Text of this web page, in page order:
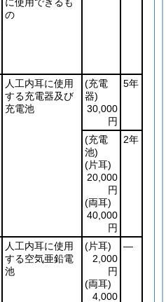
の
人工内耳に使用
する充電器及び
充電池
(充電
器)
30,000
円
5年
(充電
池)
(片耳)
20,000
円
(両耳)
40,000
円
2年
人工内耳に使用
する空気亜鉛電
池
(片耳)
2,000
円
(両耳)
4,000
―